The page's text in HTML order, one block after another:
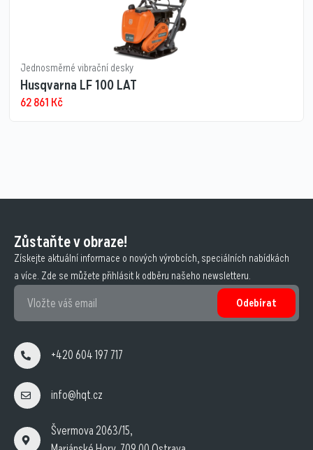
Jednosměrné vibrační desky
Husqvarna LF 100 LAT
62 861 Kč
Zůstaňte v obraze!
Získejte aktuální informace o nových výrobcích, speciálních nabídkách
a více. Zde se můžete přihlásit k odběru našeho newsletteru.
Odebírat
+420 604 197 717
info@hqt.cz
Švermova 2063/15,